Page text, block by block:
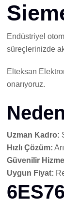
Endüstriyel
süreçlerinizde
Elteksan
onarıyoruz.
Uzman Kadro:
Hızlı Çözüm:
Güvenilir
Uygun Fiyat: